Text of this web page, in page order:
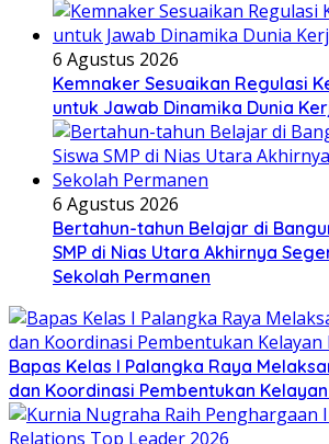
6 Agustus 2026
Kemnaker Sesuaikan Regulasi
untuk Jawab Dinamika Dunia
6 Agustus 2026
Bertahun-tahun Belajar di
SMP di Nias Utara Akhirnya
Sekolah Permanen
Bapas Kelas I Palangka Raya
dan Koordinasi Pembentukan